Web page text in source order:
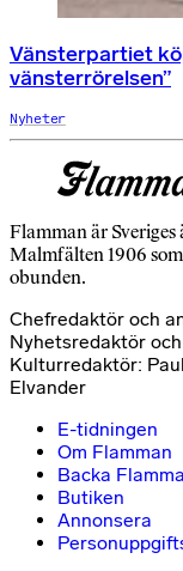
Vänsterpartiet
vänsterrörelsen”
Nyheter
Flamman är
Malmfälten 1906
obunden.
Chefredaktör och
Nyhetsredaktör
Kulturredaktör:
Elvander
E-tidningen
Om Flamman
Backa
Butiken
Annonsera